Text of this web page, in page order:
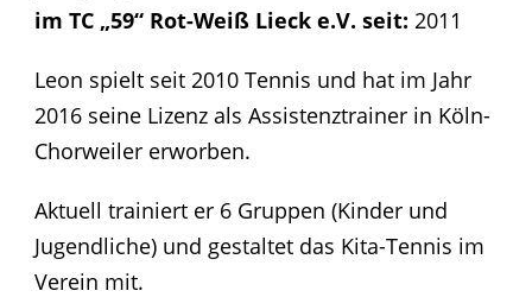
im TC „59“ Rot-Weiß Lieck e.V. seit: 2011
Leon spielt seit 2010 Tennis und hat im Jahr
2016 seine Lizenz als Assistenztrainer in Köln-
Chorweiler erworben.
Aktuell trainiert er 6 Gruppen (Kinder und
Jugendliche) und gestaltet das Kita-Tennis im
Verein mit.